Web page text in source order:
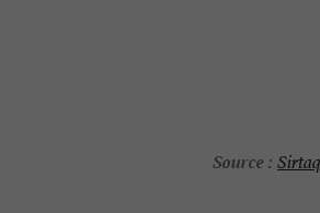
Source :